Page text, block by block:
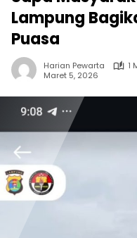
Lampung
Puasa
Harian Pewarta
1
Maret 5, 2026